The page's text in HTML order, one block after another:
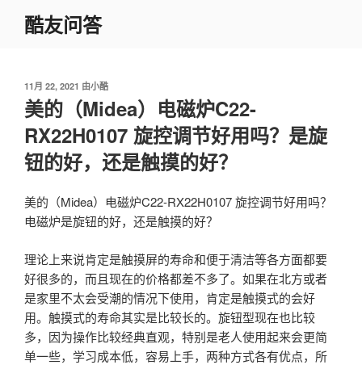
酷友问答
发
布
于
11月 22, 2021 由小酷
美的（Midea）电磁炉C22-
RX22H0107 旋控调节好用吗？是旋
钮的好，还是触摸的好？
美的（Midea）电磁炉C22-RX22H0107 旋控调节好用吗？
电磁炉是旋钮的好，还是触摸的好？
理论上来说肯定是触摸屏的寿命和便于清洁等各方面都要
好很多的，而且现在的价格都差不多了。如果在北方或者
是家里不太会受潮的情况下使用，肯定是触摸式的会好
用。触摸式的寿命其实是比较长的。旋钮型现在也比较
多，因为操作比较经典直观，特别是老人使用起来会更简
单一些，学习成本低，容易上手，两种方式各有优点，所